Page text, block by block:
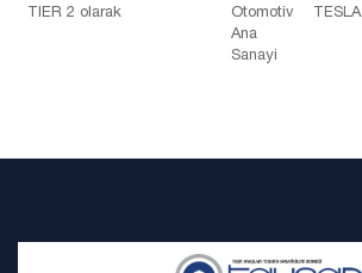
TIER 2 olarak
Otomotiv
Ana
Sanayi
TESLA